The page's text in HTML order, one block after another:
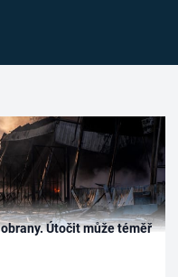
Útočit může téměř